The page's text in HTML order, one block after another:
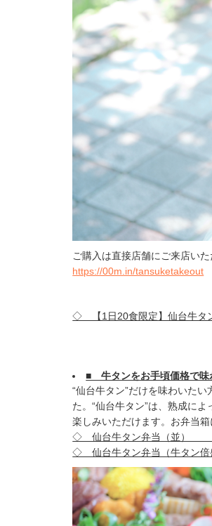
ご購入は直接店舗にご来店い
https://00m.in/tansuketakeout
◇ 【1日20食限定】仙台牛
■ 牛タンをお手頃価格で味
“仙台牛タン”だけを味わいた
た。“仙台牛タン”は、熟成に
楽しみいただけます。お弁当
◇ 仙台牛タン弁当（
◇ 仙台牛タン弁当（牛タン